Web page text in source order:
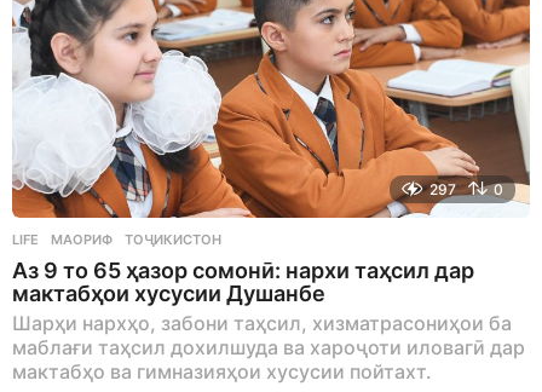
297 0
LIFE МАОРИФ ,ТОҶИКИСТОН
Аз 9 то 65 ҳазор сомонӣ: нархи таҳсил дар
мактабҳои хусусии Душанбе
Шарҳи нархҳо, забони таҳсил, хизматрасониҳои ба
маблағи таҳсил дохилшуда ва хароҷоти иловагӣ дар
мактабҳо ва гимназияҳои хусусии пойтахт.